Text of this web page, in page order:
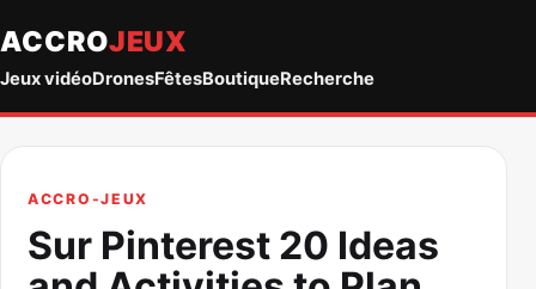
ACCROJEUX
Jeux vidéoDronesFêtesBoutiqueRecherche
ACCRO-JEUX
Sur Pinterest 20 Ideas